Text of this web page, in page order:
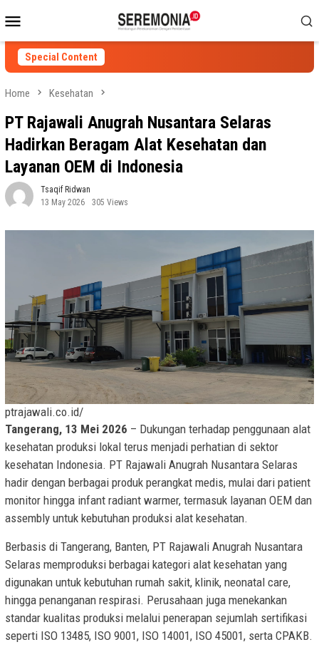
to
contentMenu
Special Content
Home Kesehatan
PT Rajawali Anugrah Nusantara Selaras
Hadirkan Beragam Alat Kesehatan dan
Layanan OEM di Indonesia
Tsaqif Ridwan
13 May 2026
305 Views
ptrajawali.co.id/
Tangerang, 13 Mei 2026 – Dukungan terhadap penggunaan alat
kesehatan produksi lokal terus menjadi perhatian di sektor
kesehatan Indonesia. PT Rajawali Anugrah Nusantara Selaras
hadir dengan berbagai produk perangkat medis, mulai dari patient
monitor hingga infant radiant warmer, termasuk layanan OEM dan
assembly untuk kebutuhan produksi alat kesehatan.
Berbasis di Tangerang, Banten, PT Rajawali Anugrah Nusantara
Selaras memproduksi berbagai kategori alat kesehatan yang
digunakan untuk kebutuhan rumah sakit, klinik, neonatal care,
hingga penanganan respirasi. Perusahaan juga menekankan
standar kualitas produksi melalui penerapan sejumlah sertifikasi
seperti ISO 13485, ISO 9001, ISO 14001, ISO 45001, serta CPAKB.